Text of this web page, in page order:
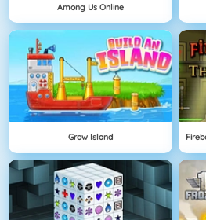
Among Us Online
Grow Island